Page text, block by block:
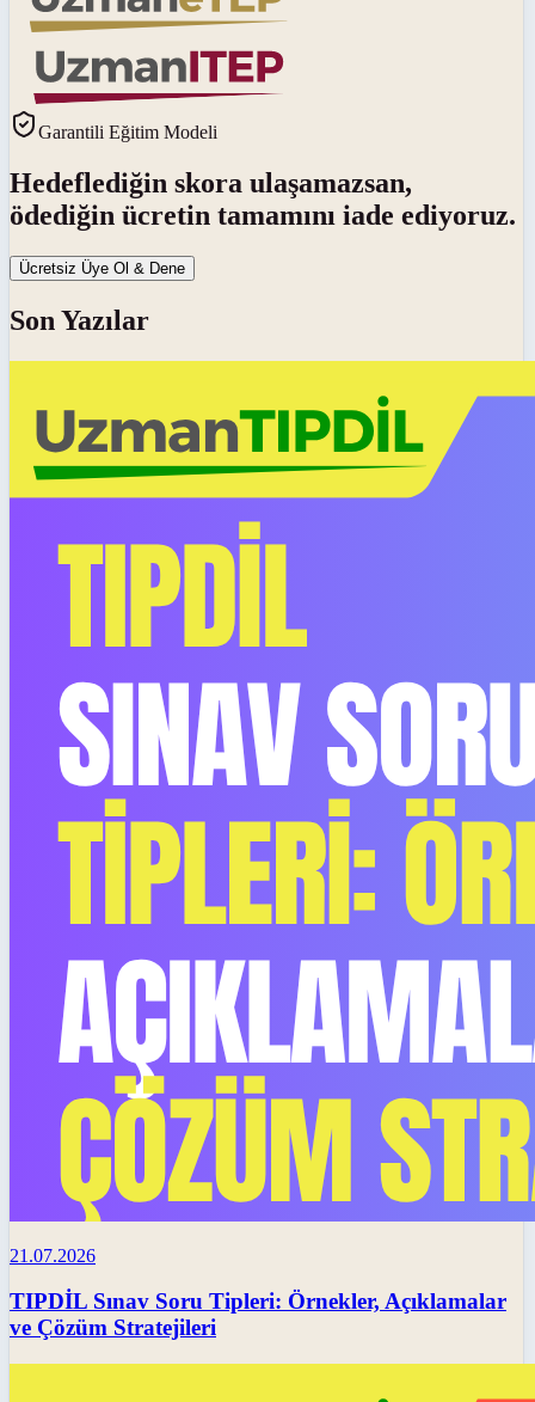
Garantili Eğitim Modeli
Hedeflediğin skora ulaşamazsan,
ödediğin ücretin tamamını iade ediyoruz.
Ücretsiz Üye Ol & Dene
Son Yazılar
21.07.2026
TIPDİL Sınav Soru Tipleri: Örnekler, Açıklamalar
ve Çözüm Stratejileri